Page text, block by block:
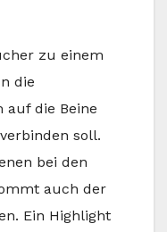
zu einem
die
auf die Beine
soll.
bei den
auch der
Ein Highlight